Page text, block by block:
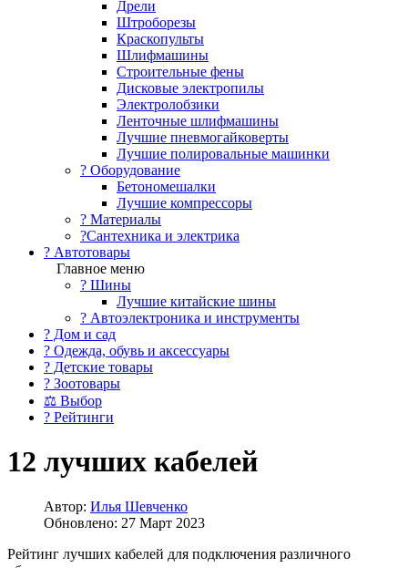
Дрели
Штроборезы
Краскопульты
Шлифмашины
Строительные фены
Дисковые электропилы
Электролобзики
Ленточные шлифмашины
Лучшие пневмогайковерты
Лучшие полировальные машинки
?️ Оборудование
Бетономешалки
Лучшие компрессоры
? Материалы
?Сантехника и электрика
? Автотовары
Главное меню
? Шины
Лучшие китайские шины
? Автоэлектроника и инструменты
? Дом и сад
? Одежда, обувь и аксессуары
? Детские товары
? Зоотовары
⚖ Выбор
? Рейтинги
12 лучших кабелей
Автор: Илья Шевченко
Обновлено: 27 Март 2023
Рейтинг лучших кабелей для подключения различного